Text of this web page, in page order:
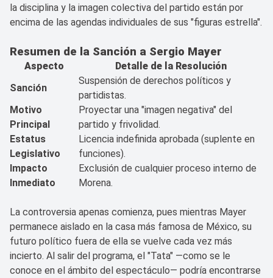
la disciplina y la imagen colectiva del partido están por
encima de las agendas individuales de sus "figuras estrella".
Resumen de la Sanción a Sergio Mayer
Aspecto
Detalle de la Resolución
Sanción
Suspensión de derechos políticos y
partidistas.
Motivo
Principal
Proyectar una "imagen negativa" del
partido y frivolidad.
Estatus
Legislativo
Licencia indefinida aprobada (suplente en
funciones).
Impacto
Inmediato
Exclusión de cualquier proceso interno de
Morena.
La controversia apenas comienza, pues mientras Mayer
permanece aislado en la casa más famosa de México, su
futuro político fuera de ella se vuelve cada vez más
incierto. Al salir del programa, el "Tata" —como se le
conoce en el ámbito del espectáculo— podría encontrarse